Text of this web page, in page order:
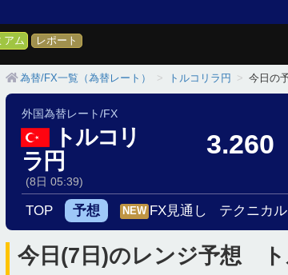
アム レポート
為替/FX一覧（為替レート） トルコリラ円 今日の
外国為替レート/FX
トルコリ
ラ円
(8日 05:39)
3.260
TOP 予想 NEW FX見通し テクニカル
今日(7日)のレンジ予想 ト